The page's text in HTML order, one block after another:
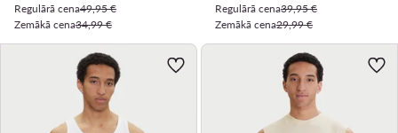
Regulārā cena49,95 €
Zemākā cena34,99 €
Regulārā cena39,95 €
Zemākā cena29,99 €